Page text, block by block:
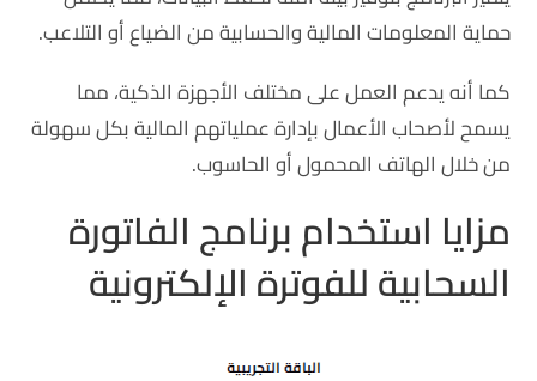
حماية المعلومات المالية والحسابية من الضياع أو التلاعب.
كما أنه يدعم العمل على مختلف الأجهزة الذكية، مما
يسمح لأصحاب الأعمال بإدارة عملياتهم المالية بكل سهولة
من خلال الهاتف المحمول أو الحاسوب.
مزايا استخدام برنامج الفاتورة
السحابية للفوترة الإلكترونية